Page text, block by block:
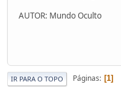
AUTOR: Mundo Oculto
IR PARA O TOPO Páginas 1